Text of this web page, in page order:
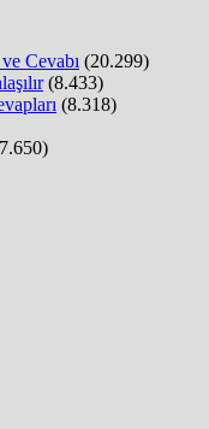
Cevabı (20.299)
(8.433)
(8.318)